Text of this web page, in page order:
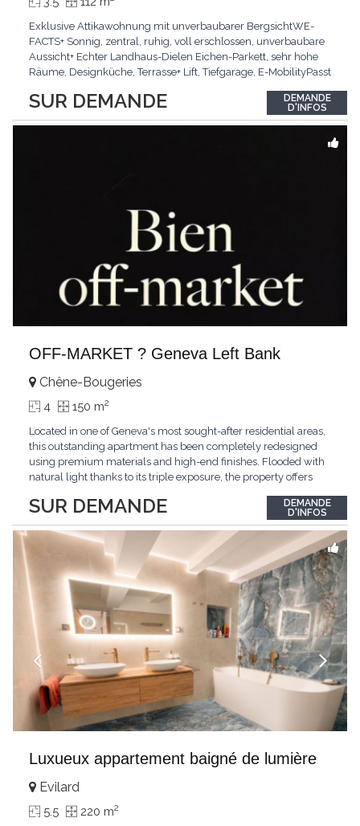
SUR DEMANDE
Exklusive Attikawohnung mit unverbaubarer BergsichtWE-
FACTS+ Sonnig, zentral, ruhig, voll erschlossen, unverbaubare
Aussicht+ Echter Landhaus-Dielen Eichen-Parkett, sehr hohe
Räume, Designküche, Terrasse+ Lift, Tiefgarage, E-MobilityPasst
ArchitekturKLARTEXT: Grosszügig, sonnig und kompromisslos
hochwertig mit Logenplatz.Interessiert?...
DEMANDE
D'INFOS
OFF-MARKET ? Geneva Left Bank
SUR DEMANDE
Chêne-Bougeries
4 150 m2
Located in one of Geneva's most sought-after residential areas,
this outstanding apartment has been completely redesigned
using premium materials and high-end finishes. Flooded with
natural light thanks to its triple exposure, the property offers
master suite, elegant reception areas, and a spacious terrace
overlooking a peaceful and green...
DEMANDE
D'INFOS
Luxueux appartement baigné de lumière
Evilard
5.5 220 m2